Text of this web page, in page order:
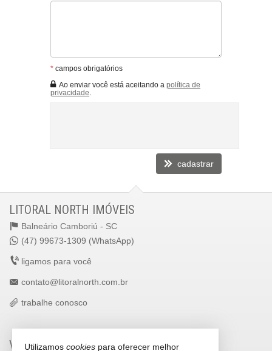
* campos obrigatórios
Ao enviar você está aceitando a política de
privacidade
cadastrar
LITORAL NORTH IMÓVEIS
Balneário Camboriú - SC
(47) 99673-1309 (WhatsApp)
ligamos para você
contato@litoralnorth.com.br
trabalhe conosco
VEJA MAIS
Utilizamos cookies para oferecer melhor